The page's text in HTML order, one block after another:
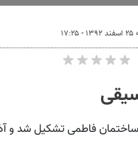
عمومی خانه موسیقی عصر یکشنبه ۲۵ اسفند در ساختمان